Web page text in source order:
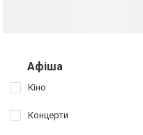
Афіша
Кіно
Концерти